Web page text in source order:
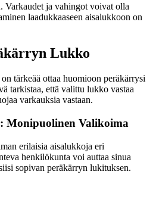
Varkaudet ja vahingot voivat olla
laadukkaaseen aisalukkoon on
Lukko
tärkeää ottaa huomioon peräkärrysi
tarkistaa, että valittu lukko vastaa
varkauksia vastaan.
Monipuolinen Valikoima
erilaisia aisalukkoja eri
henkilökunta voi auttaa sinua
sopivan peräkärryn lukituksen.